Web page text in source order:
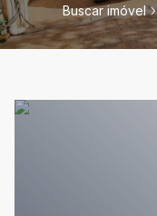
Buscar imóvel